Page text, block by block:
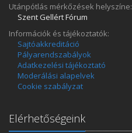
Utánpótlás mérkőzések helyszíne:
Szent Gellért Fórum
Információk és tájékoztatók:
Sajtóakkreditáció
Pályarendszabályok
Adatkezelési tájékoztató
Moderálási alapelvek
Cookie szabályzat
Elérhetőségeink